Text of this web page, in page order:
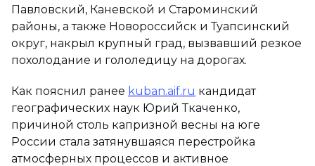
Павловский, Каневской и Староминский
районы, а также Новороссийск и Туапсинский
округ, накрыл крупный град, вызвавший резкое
похолодание и гололедицу на дорогах.
Как пояснил ранее kuban.aif.ru кандидат
географических наук Юрий Ткаченко,
причиной столь капризной весны на юге
России стала затянувшаяся перестройка
атмосферных процессов и активное